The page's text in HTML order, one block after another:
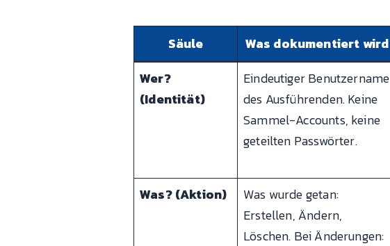
Säule Was dokumentiert wird
Wer?
(Identität)
Eindeutiger Benutzername
des Ausführenden. Keine
Sammel-Accounts, keine
geteilten Passwörter.
Was? (Aktion)
Was wurde getan:
Erstellen, Ändern,
Löschen. Bei Änderungen: